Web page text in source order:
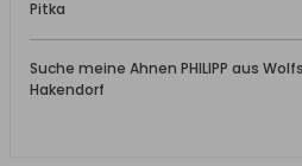
Pitka
Suche meine Ahnen PHILIPP aus
Hakendorf